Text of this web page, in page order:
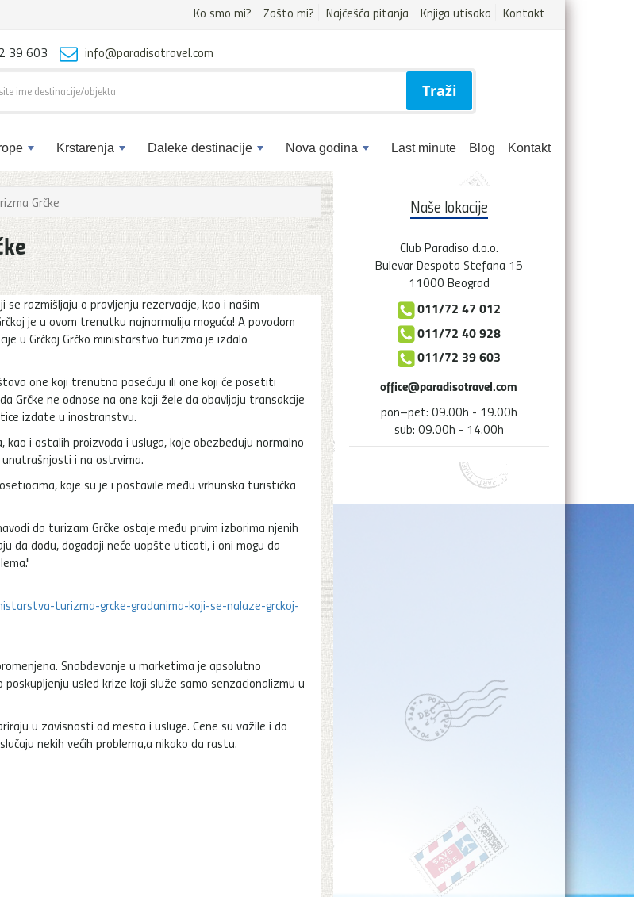
Ko smo mi? Zašto mi? Najčešća pitanja Knjiga utisaka Kontakt
Krstarenja Daleke destinacije Nova godina Last minute Blog Kontakt
39 603 info@paradisotravel.com
Traži
Naše lokacije
Club Paradiso d.o.o.
Bulevar Despota Stefana 15
11000 Beograd
011/72 47 012
011/72 40 928
011/72 39 603
office@paradisotravel.com
pon–pet: 09.00h - 19.00h
sub: 09.00h - 14.00h
Grčke
razmišljaju o pravljenju rezervacije, kao i našim
je u ovom trenutku najnormalija moguća! A povodom
u Grčkoj Grčko ministarstvo turizma je izdalo
one koji trenutno posećuju ili one koji će posetiti
Grčke ne odnose na one koji žele da obavljaju transakcije
izdate u inostranstvu.
i ostalih proizvoda i usluga, koje obezbeđuju normalno
i na ostrvima.
koje su je i postavile među vrhunska turistička
da turizam Grčke ostaje među prvim izborima njenih
da dođu, događaji neće uopšte uticati, i oni mogu da
turizma-grcke-gradanima-koji-se-nalaze-grckoj-
Snabdevanje u marketima je apsolutno
usled krize koji služe samo senzacionalizmu u
u zavisnosti od mesta i usluge. Cene su važile i do
nekih većih problema,a nikako da rastu.